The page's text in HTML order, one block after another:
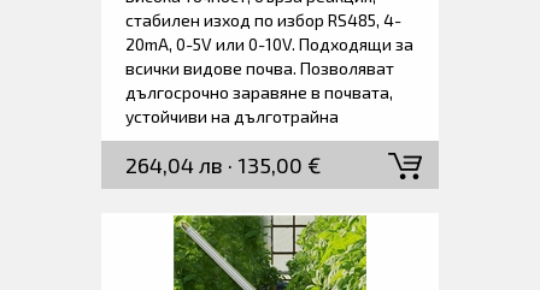
стабилен изход по избор RS485, 4-
20mA, 0-5V или 0-10V. Подходящи за
всички видове почва. Позволяват
дългосрочно заравяне в почвата,
устойчиви на дълготрайна
електролиза, устойчивост на
корозия, напълно водоустойчив.
264,04 лв · 135,00 €